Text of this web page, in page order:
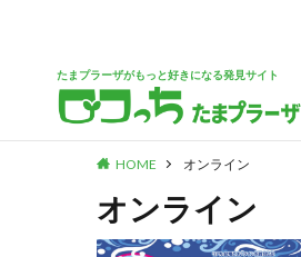
たまプラーザがもっと好きになる発見サイト
HOME オンライン
オンライン